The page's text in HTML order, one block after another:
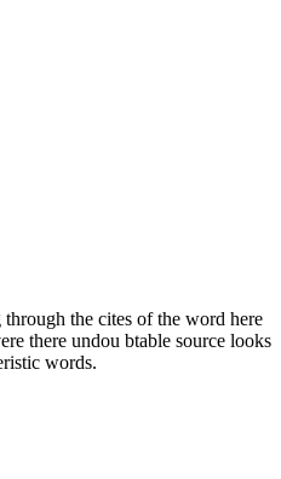
the cites of the word here
there undou btable source looks
words.